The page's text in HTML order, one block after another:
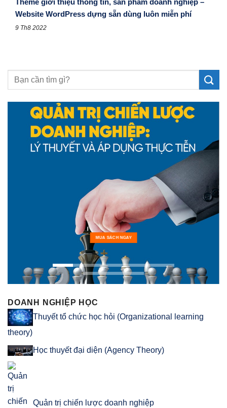
Theme giới thiệu thông tin, sản phẩm doanh nghiệp –
Website WordPress dựng sẵn dùng luôn miễn phí
9 Th8 2022
DOANH NGHIỆP HỌC
Thuyết tổ chức học hỏi (Organizational learning
theory)
Học thuyết đại diện (Agency Theory)
Quản trị chiến lược doanh nghiệp